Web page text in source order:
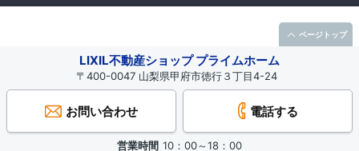
LIXIL不動産ショップ プライムホーム
〒400-0047 山梨県甲府市徳行３丁目4-24
お問い合わせ 電話する
営業時間 10：00～18：00
ページトップ